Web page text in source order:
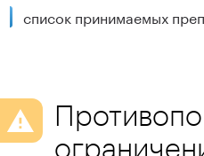
список принимаемых